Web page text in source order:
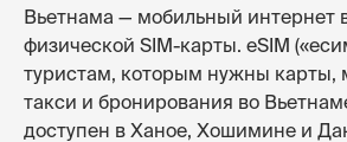
Вьетнама — мобильный интернет
физической SIM-карты. eSIM
туристам, которым нужны карты,
такси и бронирования во
доступен в Ханое, Хошимине и